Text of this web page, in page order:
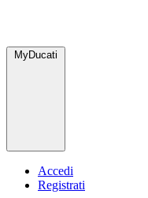
MyDucati
Accedi
Registrati